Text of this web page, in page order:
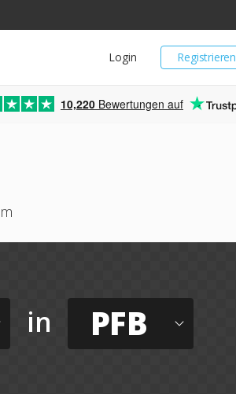
Registrieren
Login
10,220 Bewertungen auf
in PFB